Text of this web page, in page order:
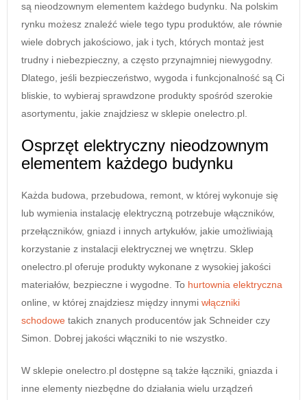
są nieodzownym elementem każdego budynku. Na polskim
rynku możesz znaleźć wiele tego typu produktów, ale równie
wiele dobrych jakościowo, jak i tych, których montaż jest
trudny i niebezpieczny, a często przynajmniej niewygodny.
Dlatego, jeśli bezpieczeństwo, wygoda i funkcjonalność są Ci
bliskie, to wybieraj sprawdzone produkty spośród szerokie
asortymentu, jakie znajdziesz w sklepie onelectro.pl.
Osprzęt elektryczny nieodzownym
elementem każdego budynku
Każda budowa, przebudowa, remont, w której wykonuje się
lub wymienia instalację elektryczną potrzebuje włączników,
przełączników, gniazd i innych artykułów, jakie umożliwiają
korzystanie z instalacji elektrycznej we wnętrzu. Sklep
onelectro.pl oferuje produkty wykonane z wysokiej jakości
materiałów, bezpieczne i wygodne. To hurtownia elektryczna
online, w której znajdziesz między innymi włączniki
schodowe takich znanych producentów jak Schneider czy
Simon. Dobrej jakości włączniki to nie wszystko.
W sklepie onelectro.pl dostępne są także łączniki, gniazda i
inne elementy niezbędne do działania wielu urządzeń